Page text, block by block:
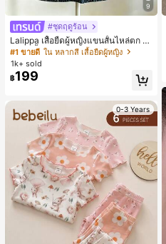
9
#ชุดฤดูร้อน
Lalippa เสื้อยืดผู้หญิงแขนสั้นไหล่ตก ค
อวีปกเสื้อ ลายพิมพ์ดิจิทัลลายทาง สไตล์
สปอร์ตแฟชั่นมินิมอล ของขวัญสำหรับเ
พื่อน
#1 ขายดี ใน หลากสี เสื้อยืดผู้หญิง
1k+ sold
฿199
0-3 Years